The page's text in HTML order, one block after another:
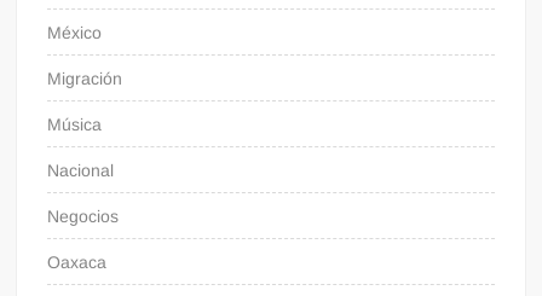
México
Migración
Música
Nacional
Negocios
Oaxaca